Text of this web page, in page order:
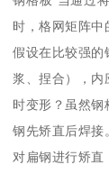
时，格网矩阵中
假设在比较强的
浆、捏合），内
时变形？虽然钢
钢先矫直后焊接
对扁钢进行矫直